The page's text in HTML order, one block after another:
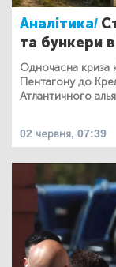
Аналітика/
та бункери в
Одночасна криза
Пентагону до
Атлантичного
02 червня, 07:39